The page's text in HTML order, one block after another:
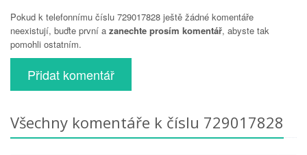
Pokud k telefonnímu číslu 729017828 ještě žádné komentáře
neexistují, buďte první a zanechte prosím komentář, abyste tak
pomohli ostatním.
Přidat komentář
Všechny komentáře k číslu 729017828